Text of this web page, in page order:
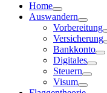
Home
Auswandern
Vorbereitung
Versicherung
Bankkonto
Digitales
Steuern
Visum